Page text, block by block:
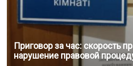
Приговор за час: скорость
нарушение правовой